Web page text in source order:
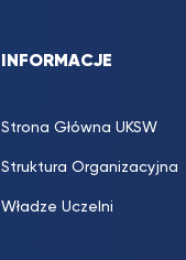
INFORMACJE
Strona Główna UKSW
Struktura Organizacyjna
Władze Uczelni